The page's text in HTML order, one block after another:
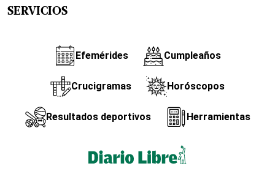
SERVICIOS
Efemérides Cumpleaños
Crucigramas Horóscopos
Resultados deportivos Herramientas